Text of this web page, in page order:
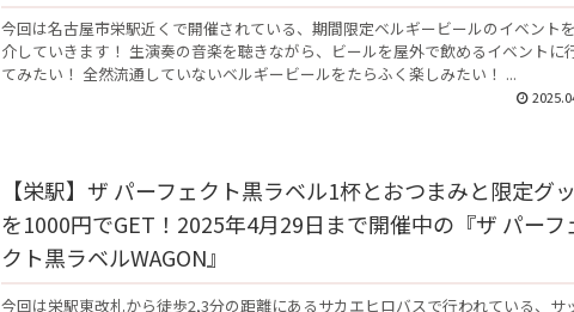
今回は名古屋市栄駅近くで開催されている、期間限定ベルギービールのイベント
介していきます！ 生演奏の音楽を聴きながら、ビールを屋外で飲めるイベントに
てみたい！ 全然流通していないベルギービールをたらふく楽しみたい！ ...
【栄駅】ザ パーフェクト黒ラベル1杯とおつまみと限定グ
を1000円でGET！2025年4月29日まで開催中の『ザ パーフ
クト黒ラベルWAGON』
今回は栄駅東改札から徒歩2,3分の距離にあるサカエヒロバスで行われている、サ